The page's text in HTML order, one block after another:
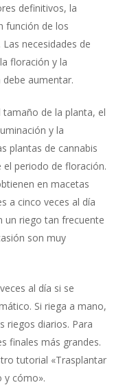
definitivos, la
función de los
necesidades de
floración y la
aumentar.
de la planta, el
y la
plantas de cannabis
el periodo de floración.
en macetas
a cinco veces al día
un riego tan frecuente
son muy
al día si se
Si riega a mano,
riegos diarios. Para
finales más grandes.
tutorial «Trasplantar
y cómo».